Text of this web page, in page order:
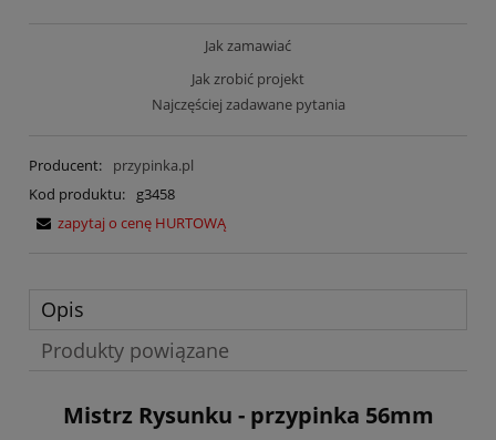
Jak zamawiać
Jak zrobić projekt
Najczęściej zadawane pytania
Producent:
przypinka.pl
Kod produktu:
g3458
zapytaj o cenę HURTOWĄ
Opis
Produkty powiązane
Mistrz Rysunku - przypinka 56mm